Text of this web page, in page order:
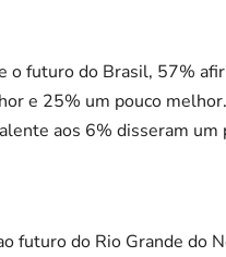
o futuro do Brasil, 57%
e 25% um pouco
aos 6% disseram um
futuro do Rio Grande do